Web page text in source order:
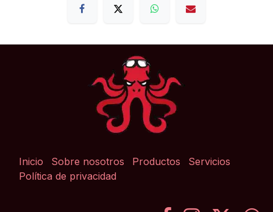
Inicio Sobre nosotros Productos
Servicios
Política de privacidad